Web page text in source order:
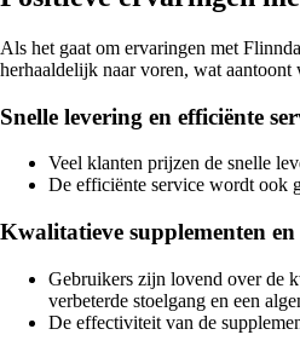
Als het gaat om ervaringen met
herhaaldelijk naar voren, wat
Snelle levering en efficiënte
Veel klanten prijzen de snelle
De efficiënte service wordt ook
Kwalitatieve supplementen
Gebruikers zijn lovend over de
verbeterde stoelgang en een
De effectiviteit van de